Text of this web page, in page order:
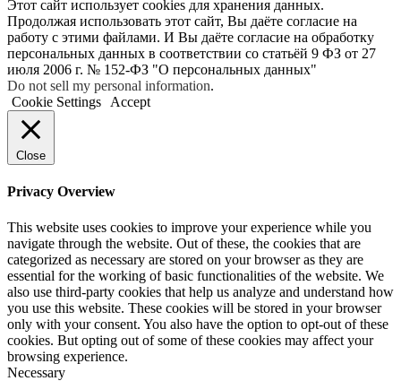
Этот сайт использует cookies для хранения данных.
Продолжая использовать этот сайт, Вы даёте согласие на
работу с этими файлами. И Вы даёте согласие на обработку
персональных данных в соответствии со статьёй 9 ФЗ от 27
июля 2006 г. № 152-ФЗ "О персональных данных"
Do not sell my personal information.
Cookie Settings
Accept
Close
Privacy Overview
This website uses cookies to improve your experience while you
navigate through the website. Out of these, the cookies that are
categorized as necessary are stored on your browser as they are
essential for the working of basic functionalities of the website. We
also use third-party cookies that help us analyze and understand how
you use this website. These cookies will be stored in your browser
only with your consent. You also have the option to opt-out of these
cookies. But opting out of some of these cookies may affect your
browsing experience.
Necessary